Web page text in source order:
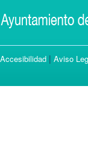
Accesibilidad | Aviso